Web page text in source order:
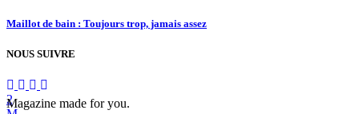
Maillot de bain : Toujours trop, jamais assez
NOUS SUIVRE
Magazine made for you.